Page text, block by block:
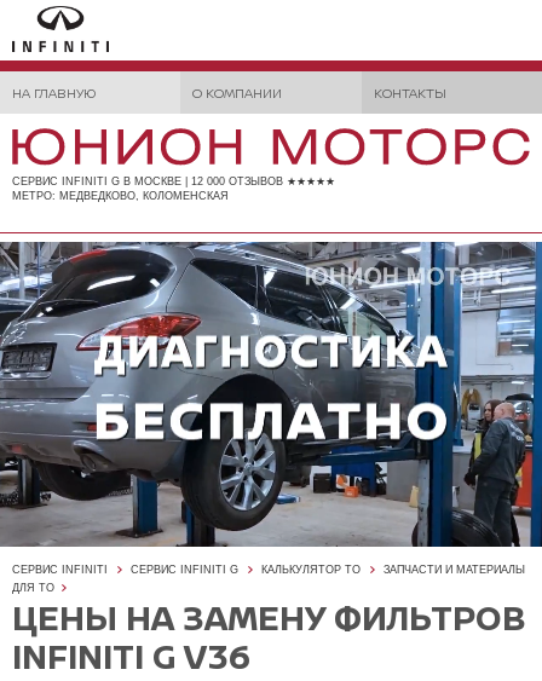
НА ГЛАВНУЮ О КОМПАНИИ КОНТАКТЫ
СЕРВИС INFINITI G В МОСКВЕ | 12 000 ОТЗЫВОВ ★★★★★
МЕТРО: МЕДВЕДКОВО, КОЛОМЕНСКАЯ
СЕРВИС INFINITI СЕРВИС INFINITI G КАЛЬКУЛЯТОР ТО
ЗАПЧАСТИ И МАТЕРИАЛЫ
ДЛЯ ТО
ЦЕНЫ НА ЗАМЕНУ ФИЛЬТРОВ
INFINITI G V36